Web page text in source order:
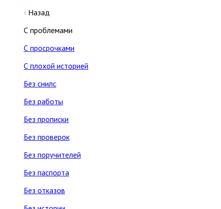
Назад
С проблемами
С просрочками
С плохой историей
Без снилс
Без работы
Без прописки
Без проверок
Без поручителей
Без паспорта
Без отказов